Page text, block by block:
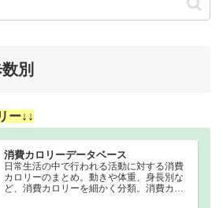
別
ー↓↓
消費カロリーデータベース
日常生活の中で行われる活動に対する消費
カロリーのまとめ。動きや体重、身長別な
ど、消費カロリーを細かく分類。消費カロ